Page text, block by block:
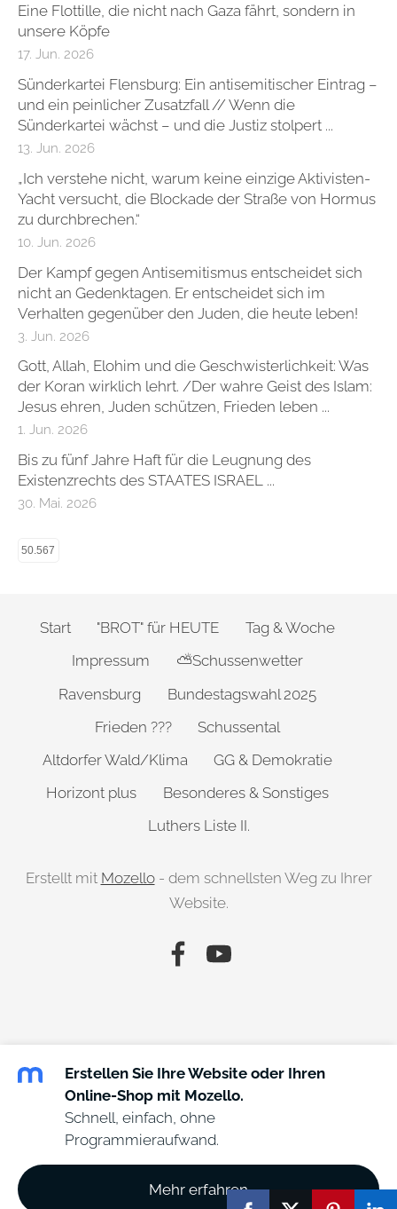
Eine Flottille, die nicht nach Gaza fährt, sondern in
unsere Köpfe
17. Jun. 2026
Sünderkartei Flensburg: Ein antisemitischer Eintrag –
und ein peinlicher Zusatzfall // Wenn die
Sünderkartei wächst – und die Justiz stolpert ...
13. Jun. 2026
„Ich verstehe nicht, warum keine einzige Aktivisten-
Yacht versucht, die Blockade der Straße von Hormus
zu durchbrechen.“
10. Jun. 2026
Der Kampf gegen Antisemitismus entscheidet sich
nicht an Gedenktagen. Er entscheidet sich im
Verhalten gegenüber den Juden, die heute leben!
3. Jun. 2026
Gott, Allah, Elohim und die Geschwisterlichkeit: Was
der Koran wirklich lehrt. /Der wahre Geist des Islam:
Jesus ehren, Juden schützen, Frieden leben ...
1. Jun. 2026
Bis zu fünf Jahre Haft für die Leugnung des
Existenzrechts des STAATES ISRAEL ...
30. Mai. 2026
50.567
Start "BROT" für HEUTE
Tag & Woche
Impressum
⛅Schussenwetter
Ravensburg
Bundestagswahl 2025
Frieden ???
Schussental
Altdorfer Wald/Klima
GG & Demokratie
Horizont plus
Besonderes & Sonstiges
Luthers Liste II.
Erstellt mit Mozello- dem schnellsten Weg zu Ihrer
Website.
Erstellen Sie Ihre Website oder Ihren
Online-Shop mit Mozello.
Schnell, einfach, ohne
Programmieraufwand.
Mehr erfahren